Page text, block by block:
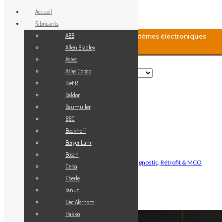
MCO-Automation: Fourniture de systèmes électroniques
industriels
Rechercher
Vendez votre matériel
Maintenance Automatisme Industriel — Diagnostic, Rétrofit & MCO
Accueil
Fabricants
ABB
Allen Bradley
Astec
Atlas Copco
B et R
Baldor
Baumuller
BBC
Beckhoff
Berger Lahr
Bosch
Celsa
Eberle
Fanuc
Gec Alsthom
Hakko